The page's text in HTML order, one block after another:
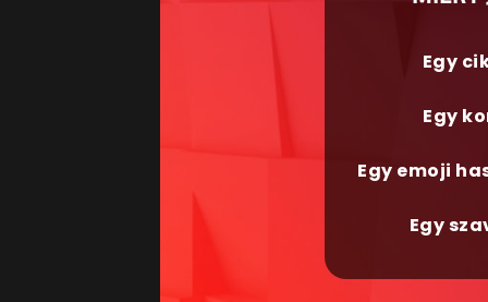
Egy
Egy
Egy emoji
Egy